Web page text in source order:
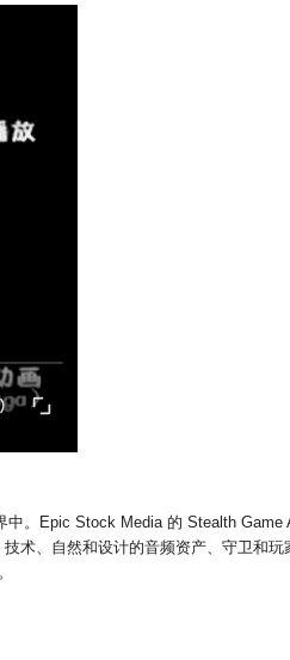
。Epic Stock Media 的 Stealth
术、自然和设计的音频资产、守卫和